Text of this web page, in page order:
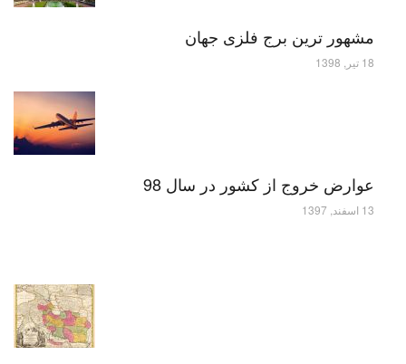
مشهور ترین برج فلزی جهان
18 تیر, 1398
عوارض خروج از کشور در سال 98
13 اسفند, 1397